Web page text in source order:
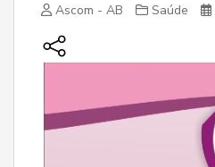
Ascom - AB Saúde